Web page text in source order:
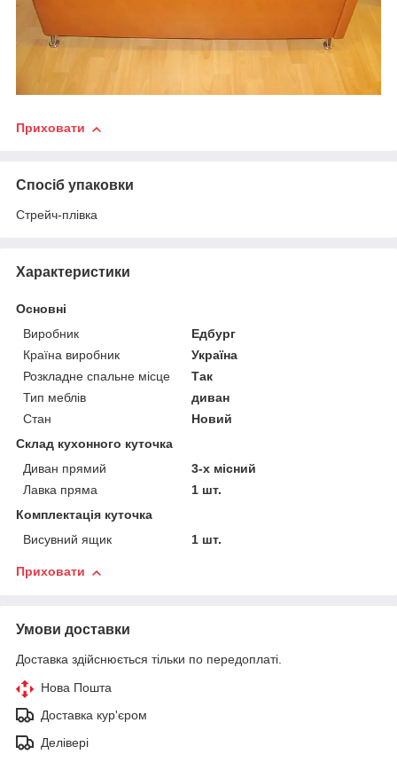
Приховати
Спосіб упаковки
Стрейч-плівка
Характеристики
Основні
Виробник
Едбург
Країна виробник
Україна
Розкладне спальне місце
Так
Тип меблів
диван
Стан
Новий
Склад кухонного куточка
Диван прямий
3-х місний
Лавка пряма
1 шт.
Комплектація куточка
Висувний ящик
1 шт.
Приховати
Умови доставки
Доставка здійснюється тільки по передоплаті.
Нова Пошта
Доставка кур'єром
Делівері